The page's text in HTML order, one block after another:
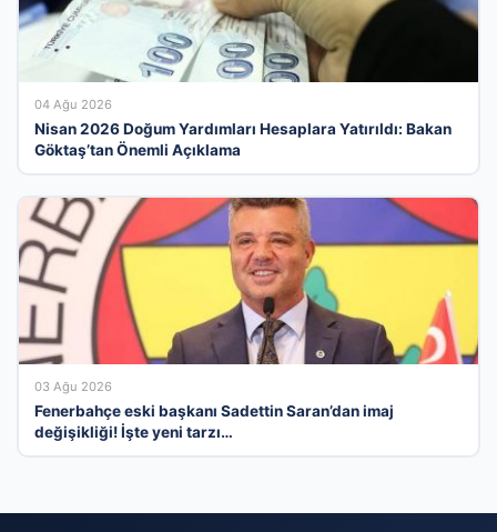
04 Ağu 2026
Nisan 2026 Doğum Yardımları Hesaplara Yatırıldı: Bakan
Göktaş’tan Önemli Açıklama
03 Ağu 2026
Fenerbahçe eski başkanı Sadettin Saran’dan imaj
değişikliği! İşte yeni tarzı…